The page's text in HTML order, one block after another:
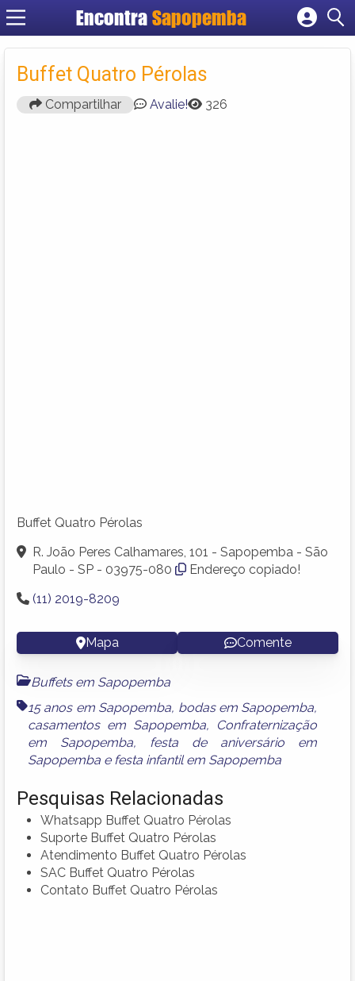
Encontra Sapopemba
Cadastrar empresa
Criar conta
Buffet Quatro Pérolas
Compartilhar Avalie! 326
Buffet Quatro Pérolas
R. João Peres Calhamares, 101 - Sapopemba - São
Paulo - SP - 03975-080
Endereço copiado!
(11) 2019-8209
Mapa Comente
Buffets em Sapopemba
15 anos em Sapopemba, bodas em Sapopemba,
casamentos em Sapopemba, Confraternização
em Sapopemba, festa de aniversário em
Sapopemba e festa infantil em Sapopemba
Pesquisas Relacionadas
Whatsapp Buffet Quatro Pérolas
Suporte Buffet Quatro Pérolas
Atendimento Buffet Quatro Pérolas
SAC Buffet Quatro Pérolas
Contato Buffet Quatro Pérolas